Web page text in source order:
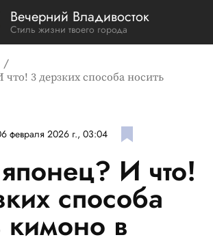
Вечерний Владивосток
Стиль жизни твоего города
3 дерзких способа носить
февраля 2026 г., 03:04
И что!
способа
кимоно в